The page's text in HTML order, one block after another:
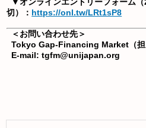
▼オンラインエントリーフォーム
切）
： https://onl.tw/LRt1sP8
＜お問い合わせ先＞
Tokyo Gap-Financing Market（担
E-mail: tgfm@unijapan.org